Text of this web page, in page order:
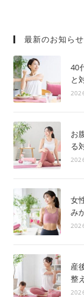
最新のお知らせ
40
と
お
る
女
み
産
整